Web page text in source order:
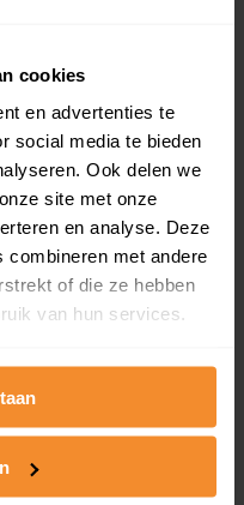
cookies
en advertenties te
social media te bieden
Ook delen we
site met onze
en analyse. Deze
combineren met andere
of die ze hebben
van hun services.